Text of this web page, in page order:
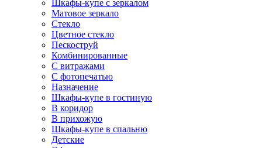
Шкафы-купе с зеркалом
Матовое зеркало
Стекло
Цветное стекло
Пескоструй
Комбинированные
С витражами
С фотопечатью
Назначение
Шкафы-купе в гостиную
В коридор
В прихожую
Шкафы-купе в спальню
Детские